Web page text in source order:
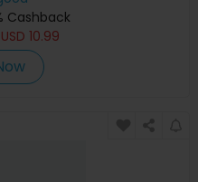
Cashback
USD 10.99